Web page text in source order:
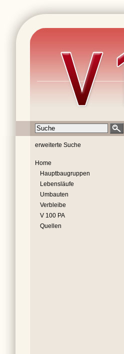
erweiterte Suche
Home
Hauptbaugruppen
Lebensläufe
Umbauten
Verbleibe
V 100 PA
Quellen